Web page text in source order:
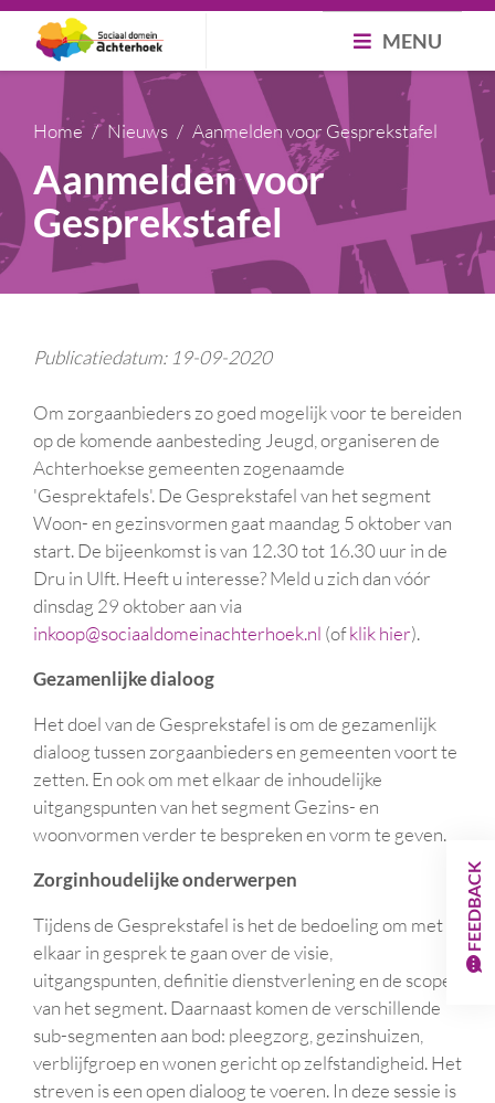
MENU
Home Nieuws Aanmelden voor Gesprekstafel
Aanmelden voor
Gesprekstafel
Publicatiedatum: 19-09-2020
Om zorgaanbieders zo goed mogelijk voor te bereiden
op de komende aanbesteding Jeugd, organiseren de
Achterhoekse gemeenten zogenaamde
'Gesprektafels'. De Gesprekstafel van het segment
Woon- en gezinsvormen gaat maandag 5 oktober van
start. De bijeenkomst is van 12.30 tot 16.30 uur in de
Dru in Ulft. Heeft u interesse? Meld u zich dan vóór
dinsdag 29 oktober aan via
inkoop@sociaaldomeinachterhoek.nl (ofklik hier).
Gezamenlijke dialoog
Het doel van de Gesprekstafel is om de gezamenlijk
dialoog tussen zorgaanbieders en gemeenten voort te
zetten. En ook om met elkaar de inhoudelijke
uitgangspunten van het segment Gezins- en
woonvormen verder te bespreken en vorm te geven.
Zorginhoudelijke onderwerpen
Tijdens de Gesprekstafel is het de bedoeling om met
elkaar in gesprek te gaan over de visie,
uitgangspunten, definitie dienstverlening en de scope
van het segment. Daarnaast komen de verschillende
sub-segmenten aan bod: pleegzorg, gezinshuizen,
verblijfgroep en wonen gericht op zelfstandigheid. Het
streven is een open dialoog te voeren. In deze sessie is
FEEDBACK